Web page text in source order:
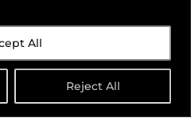
Reject All
All
2022 THE MINIMUM
parGRAPHISM’&moi​